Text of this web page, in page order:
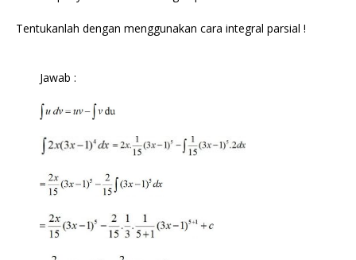
Tentukanlah dengan menggunakan cara integral parsial !
Jawab :